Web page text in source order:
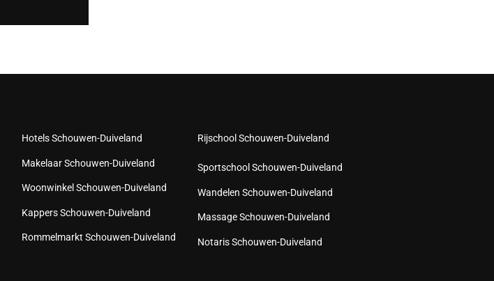
Hotels Schouwen-Duiveland
Makelaar Schouwen-Duiveland
Woonwinkel Schouwen-Duiveland
Kappers Schouwen-Duiveland
Rommelmarkt Schouwen-Duiveland
Rijschool Schouwen-Duiveland
Sportschool Schouwen-Duiveland
Wandelen Schouwen-Duiveland
Massage Schouwen-Duiveland
Notaris Schouwen-Duiveland